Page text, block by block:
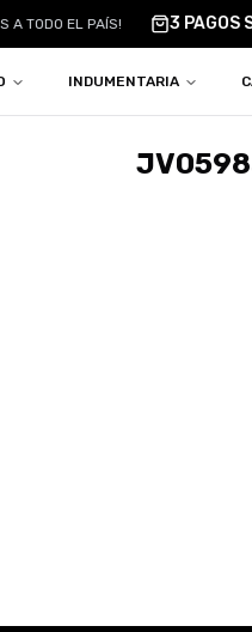
A TODO EL PAÍS! 3 PAGOS
INDUMENTARIA